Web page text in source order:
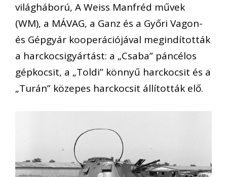
világháború, A Weiss Manfréd művek
(WM), a MÁVAG, a Ganz és a Győri Vagon-
és Gépgyár kooperációjával megindították
a harckocsigyártást: a „Csaba” páncélos
gépkocsit, a „Toldi” könnyű harckocsit és a
„Turán” közepes harckocsit állították elő.